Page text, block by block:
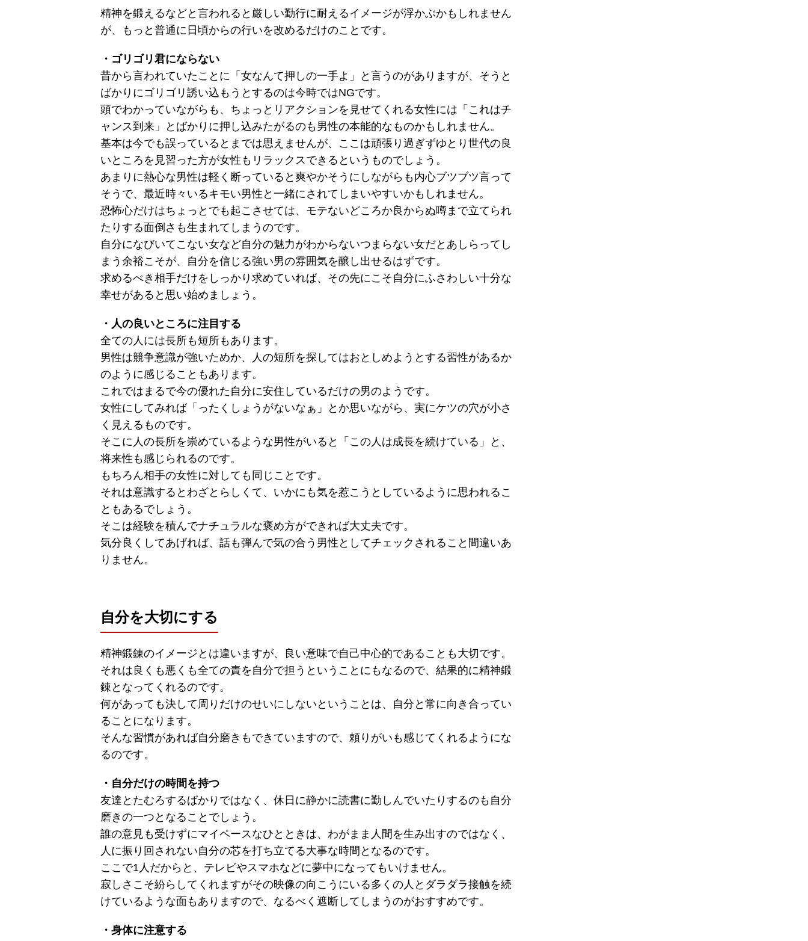
精神を鍛えるなどと言われると厳しい勤行に耐えるイメージが浮かぶかもしれません
が、もっと普通に日頃からの行いを改めるだけのことです。
・ゴリゴリ君にならない
昔から言われていたことに「女なんて押しの一手よ」と言うのがありますが、そうと
ばかりにゴリゴリ誘い込もうとするのは今時ではNGです。
頭でわかっていながらも、ちょっとリアクションを見せてくれる女性には「これはチ
ャンス到来」とばかりに押し込みたがるのも男性の本能的なものかもしれません。
基本は今でも誤っているとまでは思えませんが、ここは頑張り過ぎずゆとり世代の良
いところを見習った方が女性もリラックスできるというものでしょう。
あまりに熱心な男性は軽く断っていると爽やかそうにしながらも内心ブツブツ言って
そうで、最近時々いるキモい男性と一緒にされてしまいやすいかもしれません。
恐怖心だけはちょっとでも起こさせては、モテないどころか良からぬ噂まで立てられ
たりする面倒さも生まれてしまうのです。
自分になびいてこない女など自分の魅力がわからないつまらない女だとあしらってし
まう余裕こそが、自分を信じる強い男の雰囲気を醸し出せるはずです。
求めるべき相手だけをしっかり求めていれば、その先にこそ自分にふさわしい十分な
幸せがあると思い始めましょう。
・人の良いところに注目する
全ての人には長所も短所もあります。
男性は競争意識が強いためか、人の短所を探してはおとしめようとする習性があるか
のように感じることもあります。
これではまるで今の優れた自分に安住しているだけの男のようです。
女性にしてみれば「ったくしょうがないなぁ」とか思いながら、実にケツの穴が小さ
く見えるものです。
そこに人の長所を崇めているような男性がいると「この人は成長を続けている」と、
将来性も感じられるのです。
もちろん相手の女性に対しても同じことです。
それは意識するとわざとらしくて、いかにも気を惹こうとしているように思われるこ
ともあるでしょう。
そこは経験を積んでナチュラルな褒め方ができれば大丈夫です。
気分良くしてあげれば、話も弾んで気の合う男性としてチェックされること間違いあ
りません。
自分を大切にする
精神鍛錬のイメージとは違いますが、良い意味で自己中心的であることも大切です。
それは良くも悪くも全ての責を自分で担うということにもなるので、結果的に精神鍛
錬となってくれるのです。
何があっても決して周りだけのせいにしないということは、自分と常に向き合ってい
ることになります。
そんな習慣があれば自分磨きもできていますので、頼りがいも感じてくれるようにな
るのです。
・自分だけの時間を持つ
友達とたむろするばかりではなく、休日に静かに読書に勤しんでいたりするのも自分
磨きの一つとなることでしょう。
誰の意見も受けずにマイペースなひとときは、わがまま人間を生み出すのではなく、
人に振り回されない自分の芯を打ち立てる大事な時間となるのです。
ここで1人だからと、テレビやスマホなどに夢中になってもいけません。
寂しさこそ紛らしてくれますがその映像の向こうにいる多くの人とダラダラ接触を続
けているような面もありますので、なるべく遮断してしまうのがおすすめです。
・身体に注意する